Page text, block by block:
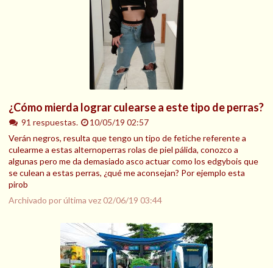
¿Cómo mierda lograr culearse a este tipo de perras?
91 respuestas.
10/05/19 02:57
Verán negros, resulta que tengo un tipo de fetiche referente a
culearme a estas alternoperras rolas de piel pálida, conozco a
algunas pero me da demasiado asco actuar como los edgybois que
se culean a estas perras, ¿qué me aconsejan? Por ejemplo esta
pirob
Archivado por última vez02/06/19 03:44